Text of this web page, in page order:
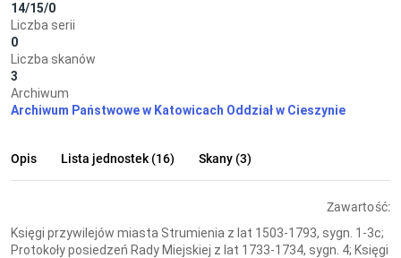
14/15/0
Liczba serii
0
Liczba skanów
3
Archiwum
Archiwum Państwowe w Katowicach Oddział w Cieszynie
Opis Lista jednostek (16) Skany (3)
Zawartość:
Księgi przywilejów miasta Strumienia z lat 1503-1793, sygn. 1-3c;
Protokoły posiedzeń Rady Miejskiej z lat 1733-1734, sygn. 4; Księgi